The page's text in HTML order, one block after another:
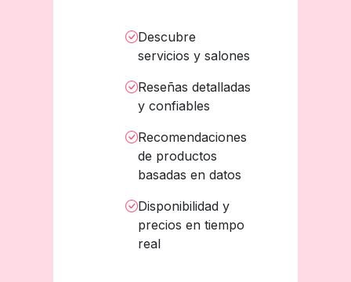
Descubre
servicios y salones
Reseñas detalladas
y confiables
Recomendaciones
de productos
basadas en datos
Disponibilidad y
precios en tiempo
real